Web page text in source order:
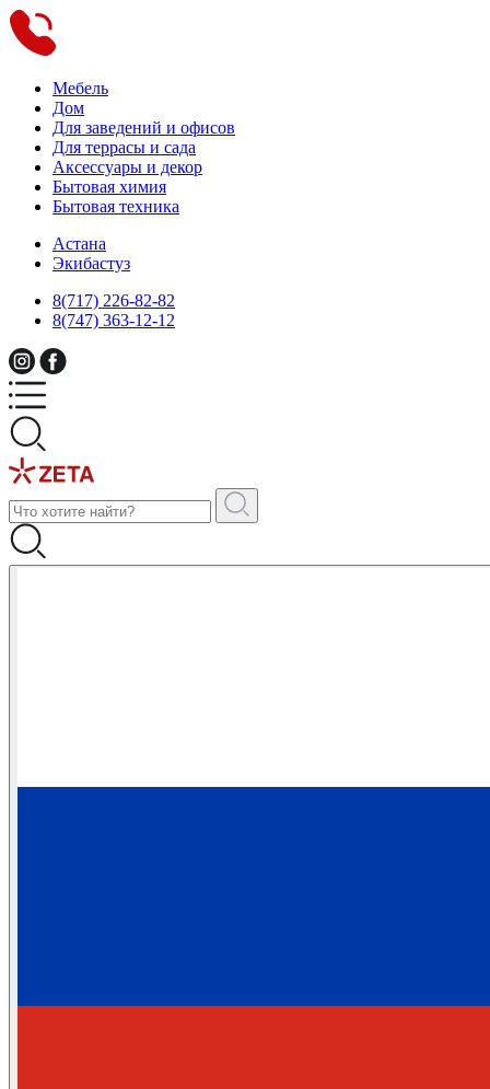
Мебель
Дом
Для заведений и офисов
Для террасы и сада
Аксессуары и декор
Бытовая химия
Бытовая техника
Астана
Экибастуз
8(717) 226-82-82
8(747) 363-12-12